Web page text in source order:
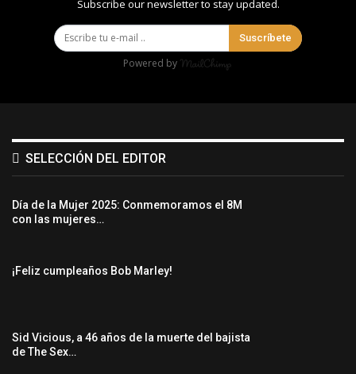
Subscribe our newsletter to stay updated.
Suscríbete
Powered by
SELECCIÓN DEL EDITOR
Día de la Mujer 2025: Conmemoramos el 8M
con las mujeres…
¡Feliz cumpleaños Bob Marley!
Sid Vicious, a 46 años de la muerte del bajista
de The Sex…